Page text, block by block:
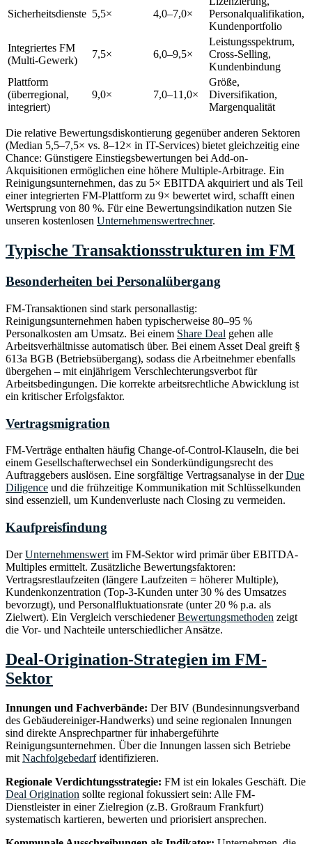
Sicherheitsdienste 5,5× 4,0–7,0×
Personalqualifikation,
Kundenportfolio
Integriertes FM
(Multi-Gewerk)
7,5× 6,0–9,5×
Leistungsspektrum,
Cross-Selling,
Kundenbindung
Plattform
(überregional,
integriert)
9,0× 7,0–11,0×
Größe,
Diversifikation,
Margenqualität
Die relative Bewertungsdiskontierung gegenüber anderen Sektoren
(Median 5,5–7,5× vs. 8–12× in IT-Services) bietet gleichzeitig eine
Chance: Günstigere Einstiegsbewertungen bei Add-on-
Akquisitionen ermöglichen eine höhere Multiple-Arbitrage. Ein
Reinigungsunternehmen, das zu 5× EBITDA akquiriert und als Teil
einer integrierten FM-Plattform zu 9× bewertet wird, schafft einen
Wertsprung von 80 %. Für eine Bewertungsindikation nutzen Sie
unseren kostenlosen Unternehmenswertrechner.
Typische Transaktionsstrukturen im FM
Besonderheiten bei Personalübergang
FM-Transaktionen sind stark personallastig:
Reinigungsunternehmen haben typischerweise 80–95 %
Personalkosten am Umsatz. Bei einem Share Deal gehen alle
Arbeitsverhältnisse automatisch über. Bei einem Asset Deal greift §
613a BGB (Betriebsübergang), sodass die Arbeitnehmer ebenfalls
übergehen – mit einjährigem Verschlechterungsverbot für
Arbeitsbedingungen. Die korrekte arbeitsrechtliche Abwicklung ist
ein kritischer Erfolgsfaktor.
Vertragsmigration
FM-Verträge enthalten häufig Change-of-Control-Klauseln, die bei
einem Gesellschafterwechsel ein Sonderkündigungsrecht des
Auftraggebers auslösen. Eine sorgfältige Vertragsanalyse in derDue
Diligence und die frühzeitige Kommunikation mit Schlüsselkunden
sind essenziell, um Kundenverluste nach Closing zu vermeiden.
Kaufpreisfindung
DerUnternehmenswert im FM-Sektor wird primär über EBITDA-
Multiples ermittelt. Zusätzliche Bewertungsfaktoren:
Vertragsrestlaufzeiten (längere Laufzeiten = höherer Multiple),
Kundenkonzentration (Top-3-Kunden unter 30 % des Umsatzes
bevorzugt), und Personalfluktuationsrate (unter 20 % p.a. als
Zielwert). Ein Vergleich verschiedenerBewertungsmethoden zeigt
die Vor- und Nachteile unterschiedlicher Ansätze.
Deal-Origination-Strategien im FM-
Sektor
Innungen und Fachverbände: Der BIV (Bundesinnungsverband
des Gebäudereiniger-Handwerks) und seine regionalen Innungen
sind direkte Ansprechpartner für inhabergeführte
Reinigungsunternehmen. Über die Innungen lassen sich Betriebe
mit Nachfolgebedarfidentifizieren.
Regionale Verdichtungsstrategie: FM ist ein lokales Geschäft. Die
Deal Origination sollte regional fokussiert sein: Alle FM-
Dienstleister in einer Zielregion (z.B. Großraum Frankfurt)
systematisch kartieren, bewerten und priorisiert ansprechen.